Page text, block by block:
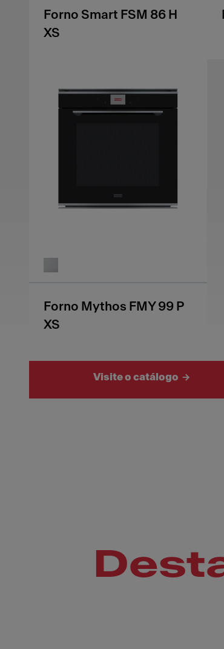
Forno Smart FSM 86 H
XS
Forno Mythos FMY 99 P
XS
Visite o catálogo